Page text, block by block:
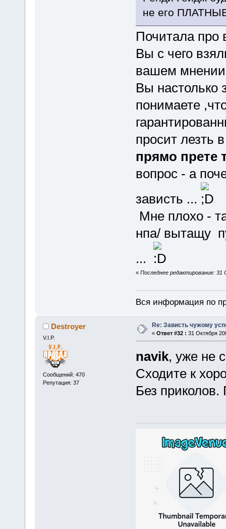
не его
Почитала про
Вы с чего
вашем
Вы настолько
понимаете
просит лезть
прямо прете
вопрос - а
зависть ...
Мне плохо -
нпа/ вытащу
...
« Последнее редактирование:
Вся информация по
Destroyer
V.I.P.
Сообщений: 470
Репутация: 37
Re: Зависть чужому
« Ответ #32 : 31 Октября
navik, уже не
Сходите к
Без приколов.